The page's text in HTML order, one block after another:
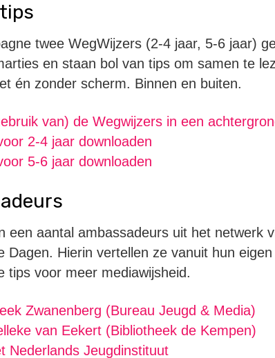
twee WegWijzers (2-4 jaar, 5-6 jaar)
en staan bol van tips om samen te
én zonder scherm. Binnen en buiten.
van) de Wegwijzers in een
2-4 jaar downloaden
5-6 jaar downloaden
een aantal ambassadeurs uit het netwerk
Dagen. Hierin vertellen ze vanuit hun
tips voor meer mediawijsheid.
Zwanenberg (Bureau Jeugd & Media)
van Eekert (Bibliotheek de Kempen)
Nederlands Jeugdinstituut